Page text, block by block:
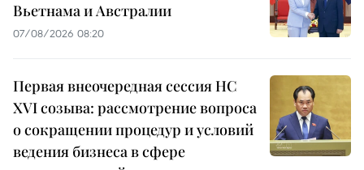
Вьетнама и Австралии
07/08/2026 08:20
Первая внеочередная сессия НС
XVI созыва: рассмотрение вопроса
о сокращении процедур и условий
ведения бизнеса в сфере